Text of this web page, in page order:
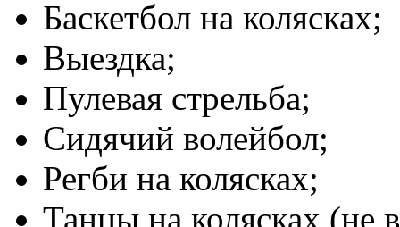
Баскетбол на колясках;
Выездка;
Пулевая стрельба;
Сидячий волейбол;
Регби на колясках;
Танцы на колясках (не